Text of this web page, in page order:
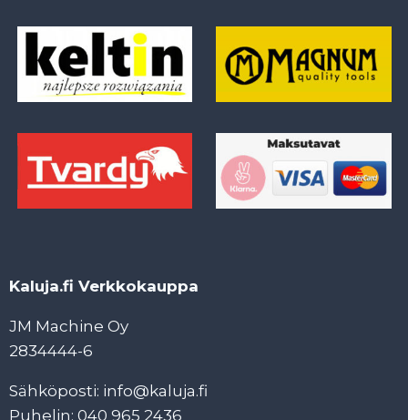
Kaluja.fi Verkkokauppa
JM Machine Oy
2834444-6
Sähköposti: info@kaluja.fi
Puhelin: 040 965 2436